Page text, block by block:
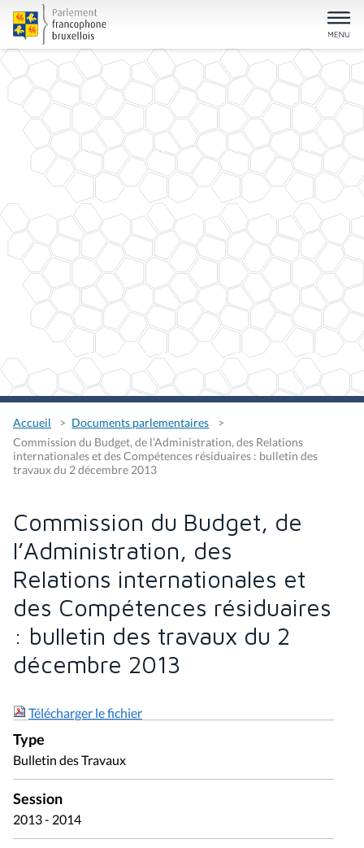
Accueil
Documents parlementaires
Commission du Budget, de l’Administration, des Relations
internationales et des Compétences résiduaires : bulletin des
travaux du 2 décembre 2013
Commission du Budget, de
l’Administration, des
Relations internationales et
des Compétences résiduaires
: bulletin des travaux du 2
décembre 2013
Télécharger le fichier
Type
Bulletin des Travaux
Session
2013 - 2014